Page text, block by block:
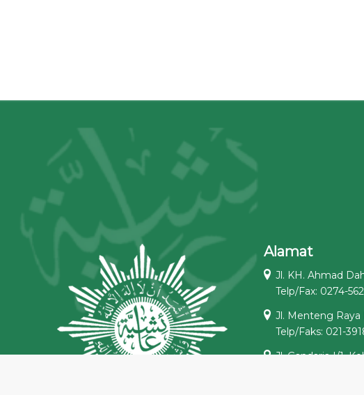
Alamat
Jl. KH. Ahmad
Telp/Fax: 0274-
Jl. Menteng Raya
Telp/Faks: 021-
Jl. Gandaria I/1,